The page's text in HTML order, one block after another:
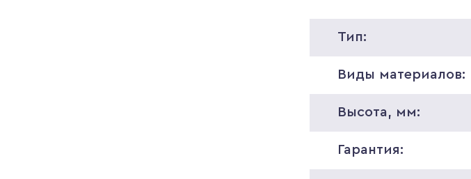
Тип:
Виды материалов:
Высота, мм:
Гарантия: